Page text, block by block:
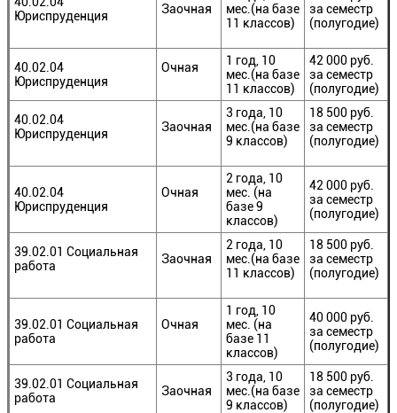
Юриспруденция
Заочная
мес.(на базе
11 классов)
за семестр
(полугодие)
40.02.04
Юриспруденция
Очная
1 год, 10
мес.(на базе
11 классов)
42 000 руб.
за семестр
(полугодие)
40.02.04
Юриспруденция
Заочная
3 года, 10
мес.(на базе
9 классов)
18 500 руб.
за семестр
(полугодие)
40.02.04
Юриспруденция
Очная
2 года, 10
мес. (на
базе 9
классов)
42 000 руб.
за семестр
(полугодие)
39.02.01 Социальная
работа
Заочная
2 года, 10
мес.(на базе
11 классов)
18 500 руб.
за семестр
(полугодие)
39.02.01 Социальная
работа
Очная
1 год, 10
мес. (на
базе 11
классов)
40 000 руб.
за семестр
(полугодие)
39.02.01 Социальная
работа
Заочная
3 года, 10
мес.(на базе
9 классов)
18 500 руб.
за семестр
(полугодие)